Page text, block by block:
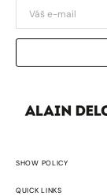
SHOW POLICY
QUICK LINKS